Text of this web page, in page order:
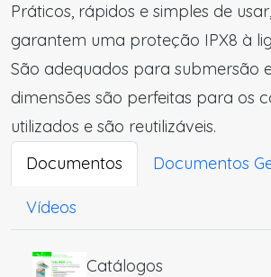
Práticos, rápidos e simples de
garantem uma proteção IPX8 à
São adequados para submersão
dimensões são perfeitas para os
utilizados e são reutilizáveis.
Documentos
Documentos
Vídeos
Catálogos